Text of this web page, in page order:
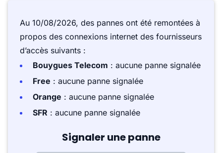
Au 10/08/2026, des pannes ont été remontées à
propos des connexions internet des fournisseurs
d’accès suivants :
Bouygues Telecom : aucune panne signalée
Free : aucune panne signalée
Orange : aucune panne signalée
SFR : aucune panne signalée
Signaler une panne